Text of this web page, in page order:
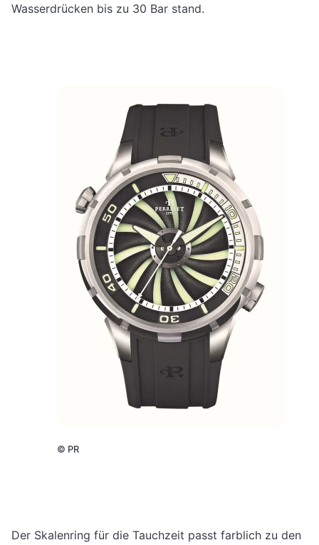
Wasserdrücken bis zu 30 Bar stand.
© PR
Der Skalenring für die Tauchzeit passt farblich zu den